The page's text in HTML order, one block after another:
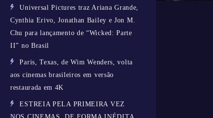
Universal Pictures traz Ariana Grande,
Cynthia Erivo, Jonathan Bailey e Jon M.
Chu para lançamento de “Wicked: Parte
II” no Brasil
Paris, Texas, de Wim Wenders, volta
aos cinemas brasileiros em versão
restaurada em 4K
ESTREIA PELA PRIMEIRA VEZ